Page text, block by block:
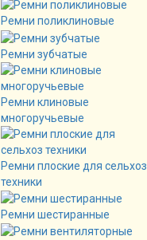
Ремни поликлиновые
Ремни зубчатые
Ремни клиновые
многоручьевые
Ремни плоские для сельхоз
техники
Ремни шестиранные